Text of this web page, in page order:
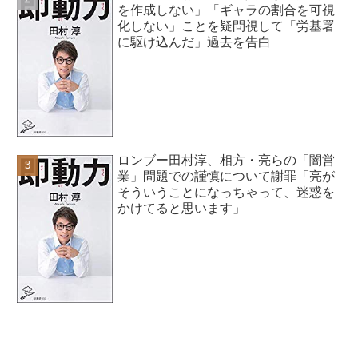
を作成しない」「ギャラの割合を可視
化しない」ことを疑問視して「労基署
に駆け込んだ」過去を告白
ロンブー田村淳、相方・亮らの「闇営
業」問題での謹慎について謝罪「亮が
そういうことになっちゃって、迷惑を
かけてると思います」